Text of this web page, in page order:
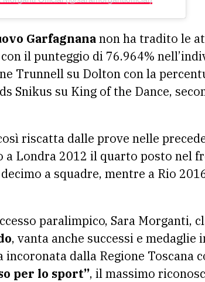
Garfagnananon ha tradito le
il punteggio di 76.964%
Trunnell su Dolton con la
Snikus su King of the Dance,
riscatta dalle prove nelle
a Londra 2012 il quarto posto nel
a squadre, mentre a Rio
paralimpico, Sara Morganti,
, vanta anche successi e
dalla Regione Toscana
per lo sport”, il massimo